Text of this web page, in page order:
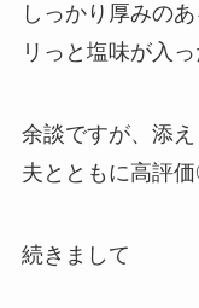
しっかり厚みの
リっと塩味が入
余談ですが、添
夫とともに高評
続きまして